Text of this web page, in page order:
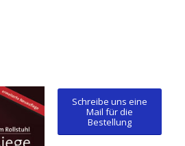
Schreibe uns eine
Mail für die
Bestellung